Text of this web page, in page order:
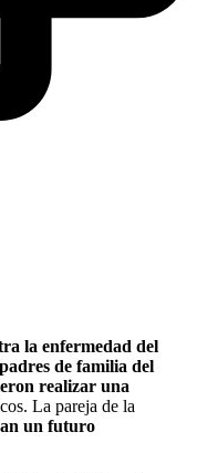
la enfermedad del
padres de familia del
realizar una
La pareja de la
un futuro